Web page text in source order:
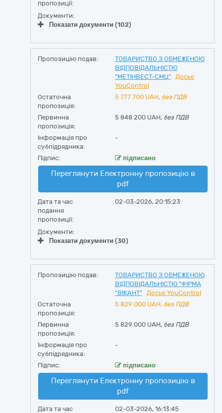
пропозиції:
Документи:
Показати документи (102)
Пропозицію подав:
ТОВАРИСТВО З ОБМЕЖЕНОЮ
ВІДПОВІДАЛЬНІСТЮ
"МЕТІНВЕСТ-СМЦ"
Досьє
YouControl
Остаточна
пропозиція:
5 777 700 UAH, без ПДВ
Первинна
пропозиція:
5 848 200 UAH, без ПДВ
Інформація про
субпідрядника:
-
Підпис: підписано
Переглянути Електронну пропозицію в
pdf
Дата та час
подання
пропозиції:
02-03-2026, 20:15:23
Документи:
Показати документи (30)
Пропозицію подав:
ТОВАРИСТВО З ОБМЕЖЕНОЮ
ВІДПОВІДАЛЬНІСТЮ "ФІРМА
"ВІКАНТ"
Досьє YouControl
Остаточна
пропозиція:
5 829 000 UAH, без ПДВ
Первинна
пропозиція:
5 829 000 UAH, без ПДВ
Інформація про
субпідрядника:
-
Підпис: підписано
Переглянути Електронну пропозицію в
pdf
Дата та час
02-03-2026, 16:13:45